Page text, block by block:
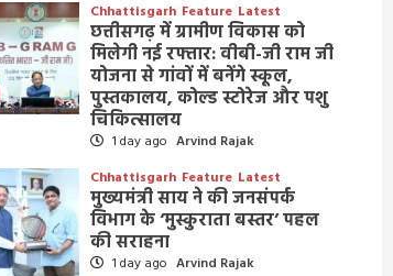
Chhattisgarh Feature Latest
छत्तीसगढ़ में ग्रामीण विकास को
मिलेगी नई रफ्तार: वीबी-जी राम जी
योजना से गांवों में बनेंगे स्कूल,
पुस्तकालय, कोल्ड स्टोरेज और पशु
चिकित्सालय
1 day ago Arvind Rajak
Chhattisgarh Feature Latest
मुख्यमंत्री साय ने की जनसंपर्क
विभाग के ‘मुस्कुराता बस्तर’ पहल
की सराहना
1 day ago Arvind Rajak